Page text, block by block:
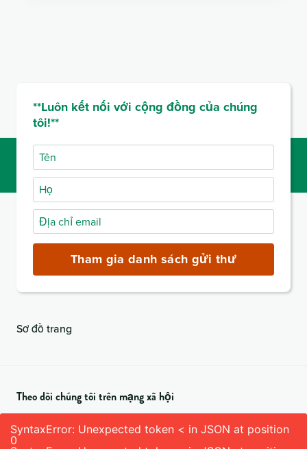
**Luôn kết nối với cộng đồng của chúng
tôi!**
Tên
Họ
Địa
chỉ
(bắt
buộc)
Tham gia danh sách gửi thư
Sơ đồ trang
Theo dõi chúng tôi trên mạng xã hội
SyntaxError: Unexpected token < in JSON at position
0